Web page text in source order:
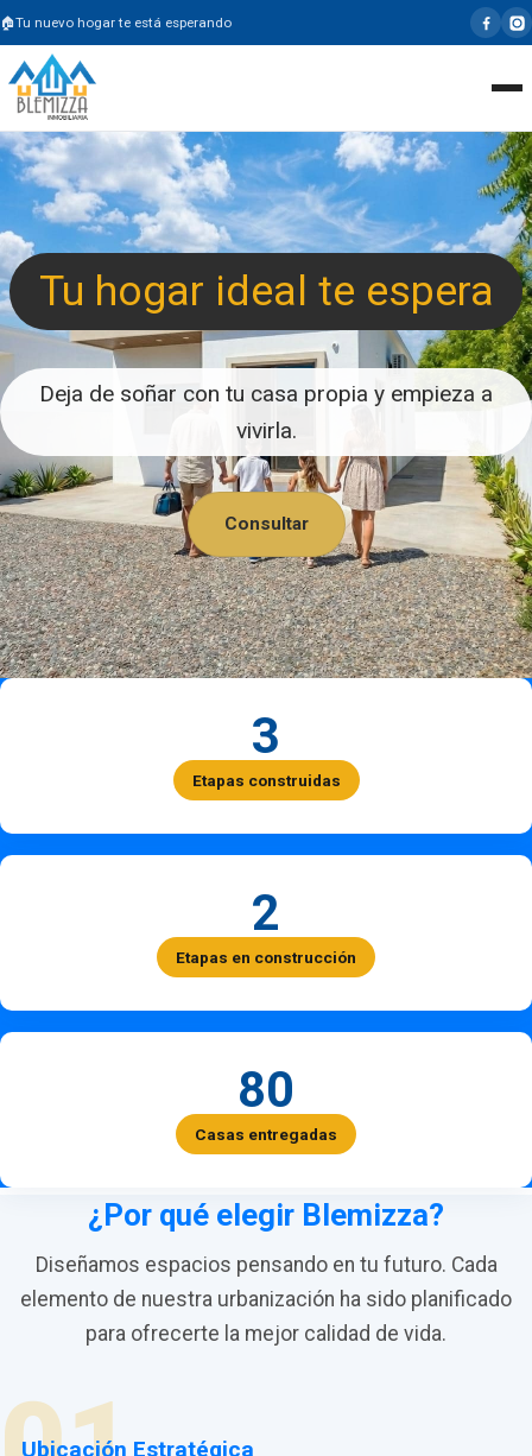
Tu nuevo hogar te está esperando
Tu hogar ideal te espera
Deja de soñar con tu casa propia y empieza a
vivirla.
Consultar
3
Etapas construidas
2
Etapas en construcción
80
Casas entregadas
¿Por qué elegir Blemizza?
Diseñamos espacios pensando en tu futuro. Cada
elemento de nuestra urbanización ha sido planificado
para ofrecerte la mejor calidad de vida.
Ubicación Estratégica